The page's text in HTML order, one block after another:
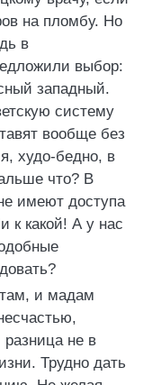
на пломбу. Но
в
выбор:
западный.
систему
вообще без
худо-бедно, в
что? В
имеют доступа
к какой! А у нас
и мадам
не в
Трудно дать